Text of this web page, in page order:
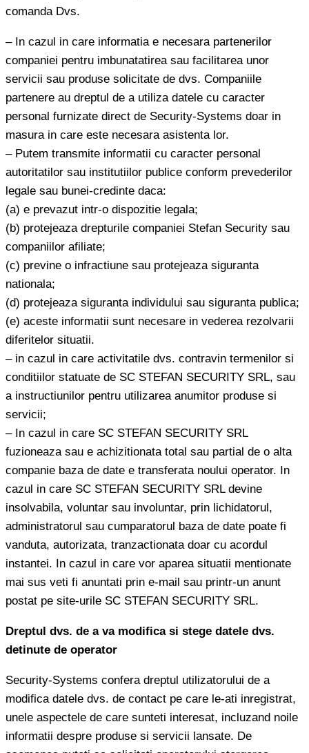
comanda Dvs.
– In cazul in care informatia e necesara partenerilor
companiei pentru imbunatatirea sau facilitarea unor
servicii sau produse solicitate de dvs. Companiile
partenere au dreptul de a utiliza datele cu caracter
personal furnizate direct de Security-Systems doar in
masura in care este necesara asistenta lor.
– Putem transmite informatii cu caracter personal
autoritatilor sau institutiilor publice conform prevederilor
legale sau bunei-credinte daca:
(a) e prevazut intr-o dispozitie legala;
(b) protejeaza drepturile companiei Stefan Security sau
companiilor afiliate;
(c) previne o infractiune sau protejeaza siguranta
nationala;
(d) protejeaza siguranta individului sau siguranta publica;
(e) aceste informatii sunt necesare in vederea rezolvarii
diferitelor situatii.
– in cazul in care activitatile dvs. contravin termenilor si
conditiilor statuate de SC STEFAN SECURITY SRL, sau
a instructiunilor pentru utilizarea anumitor produse si
servicii;
– In cazul in care SC STEFAN SECURITY SRL
fuzioneaza sau e achizitionata total sau partial de o alta
companie baza de date e transferata noului operator. In
cazul in care SC STEFAN SECURITY SRL devine
insolvabila, voluntar sau involuntar, prin lichidatorul,
administratorul sau cumparatorul baza de date poate fi
vanduta, autorizata, tranzactionata doar cu acordul
instantei. In cazul in care vor aparea situatii mentionate
mai sus veti fi anuntati prin e-mail sau printr-un anunt
postat pe site-urile SC STEFAN SECURITY SRL.
Dreptul dvs. de a va modifica si stege datele dvs.
detinute de operator
Security-Systems confera dreptul utilizatorului de a
modifica datele dvs. de contact pe care le-ati inregistrat,
unele aspectele de care sunteti interesat, incluzand noile
informatii despre produse si servicii lansate. De